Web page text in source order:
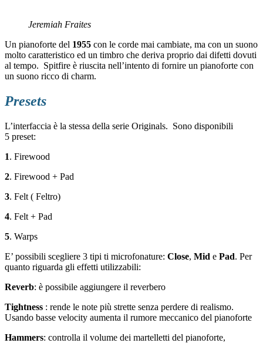
Jeremiah Fraites
Un pianoforte del 1955 con le corde mai cambiate, ma con un suono
molto caratteristico ed un timbro che deriva proprio dai difetti dovuti
al tempo. Spitfire è riuscita nell’intento di fornire un pianoforte con
un suono ricco di charm.
Presets
L’interfaccia è la stessa della serie Originals. Sono disponibili
5 preset:
1. Firewood
2. Firewood + Pad
3. Felt ( Feltro)
4. Felt + Pad
5. Warps
E’ possibili scegliere 3 tipi ti microfonature: Close, Mid e Pad. Per
quanto riguarda gli effetti utilizzabili:
Reverb: è possibile aggiungere il reverbero
Tightness : rende le note più strette senza perdere di realismo.
Usando basse velocity aumenta il rumore meccanico del pianoforte
Hammers: controlla il volume dei martelletti del pianoforte,